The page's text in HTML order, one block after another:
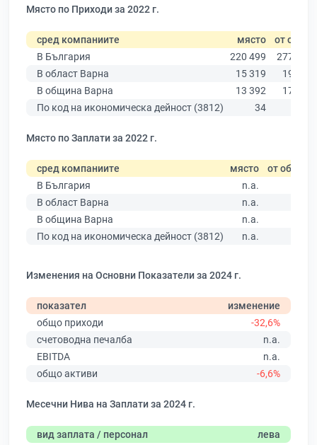
Място по Приходи за 2022 г.
сред компаниите място
от общо
В България
220 499
277 019
В област Варна
15 319
19 882
В община Варна
13 392
17 349
По код на икономическа дейност (3812)
34
Място по Заплати за 2022 г.
сред компаниите място от общо
В България
n.a.
В област Варна
n.a.
В община Варна
n.a.
По код на икономическа дейност (3812)
n.a.
Изменения на Основни Показатели за 2024 г.
показател
изменение
общо приходи
-32,6%
счетоводна печалба
n.a.
EBITDA
n.a.
общо активи
-6,6%
Месечни Нива на Заплати за 2024 г.
вид заплата / персонал
лева